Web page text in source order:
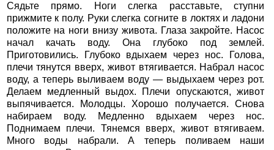
Сядьте прямо. Ноги слегка расставьте, ступни
прижмите к полу. Руки слегка согните в локтях и ладони
положите на ноги внизу живота. Глаза закройте. Насос
начал качать воду. Она глубоко под землей.
Приготовились. Глубоко вдыхаем через нос. Голова,
плечи тянутся вверх, живот втягивается. Набрал насос
воду, а теперь выливаем воду — выдыхаем через рот.
Делаем медленный выдох. Плечи опускаются, живот
выпячивается. Молодцы. Хорошо получается. Снова
набираем воду. Медленно вдыхаем через нос.
Поднимаем плечи. Тянемся вверх, живот втягиваем.
Много воды набрали. А теперь поливаем наши